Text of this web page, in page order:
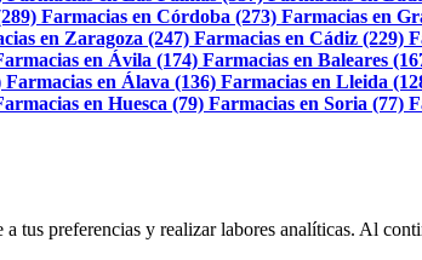
Farmacias en Córdoba (273) Farmacias en
en Zaragoza (247) Farmacias en Cádiz (229)
en Ávila (174) Farmacias en Baleares
Farmacias en Álava (136) Farmacias en Lleida
en Huesca (79) Farmacias en Soria (77)
preferencias y realizar labores analíticas. Al